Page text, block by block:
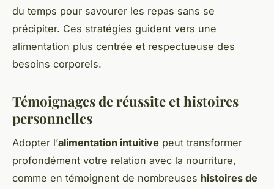
du temps pour savourer les repas sans se
précipiter. Ces stratégies guident vers une
alimentation plus centrée et respectueuse des
besoins corporels.
Témoignages de réussite et histoires
personnelles
Adopter l’alimentation intuitive peut transformer
profondément votre relation avec la nourriture,
comme en témoignent de nombreuses histoires de